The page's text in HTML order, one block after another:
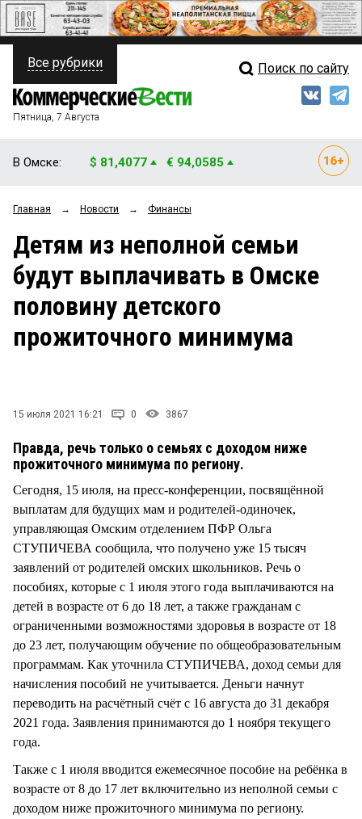
ПОЛИТИКА
ФИНАНСЫ
ОБЩЕСТВО
ЗАКОН
НОВОСТИ КОМПАНИЙ
Свежий выпуск
Рейтинги
Блоги
Архив
Все рубрики Поиск по сайту
Пятница, 7 Августа
В Омске: $ 81,4077 € 94,0585
Главная → Новости → Финансы
Детям из неполной семьи
будут выплачивать в Омске
половину детского
прожиточного минимума
15 июля 2021 16:21 0 3867
Правда, речь только о семьях с доходом ниже
прожиточного минимума по региону.
Сегодня, 15 июля, на пресс-конференции, посвящённой
выплатам для будущих мам и родителей-одиночек,
управляющая Омским отделением ПФР Ольга
СТУПИЧЕВА сообщила, что получено уже 15 тысяч
заявлений от родителей омских школьников. Речь о
пособиях, которые с 1 июля этого года выплачиваются на
детей в возрасте от 6 до 18 лет, а также гражданам с
ограниченными возможностями здоровья в возрасте от 18
до 23 лет, получающим обучение по общеобразовательным
программам. Как уточнила СТУПИЧЕВА, доход семьи для
начисления пособий не учитывается. Деньги начнут
переводить на расчётный счёт с 16 августа до 31 декабря
2021 года. Заявления принимаются до 1 ноября текущего
года.
Также с 1 июля вводится ежемесячное пособие на ребёнка в
возрасте от 8 до 17 лет включительно из неполной семьи с
доходом ниже прожиточного минимума по региону.